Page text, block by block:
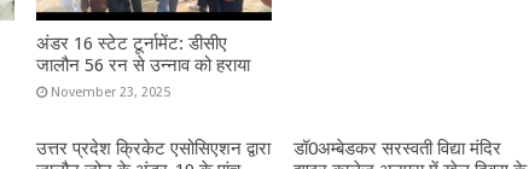
अंडर 16 स्टेट टूर्नामेंट: डीसीए
जालौन 56 रन से उन्नाव को हराया
November 23, 2025
उत्तर प्रदेश क्रिकेट एसोसिएशन द्वारा
डॉ0अम्बेडकर सरस्वती विद्या मंदिर